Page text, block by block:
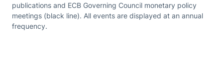
publications and ECB Governing Council monetary policy
meetings (black line). All events are displayed at an annual
frequency.